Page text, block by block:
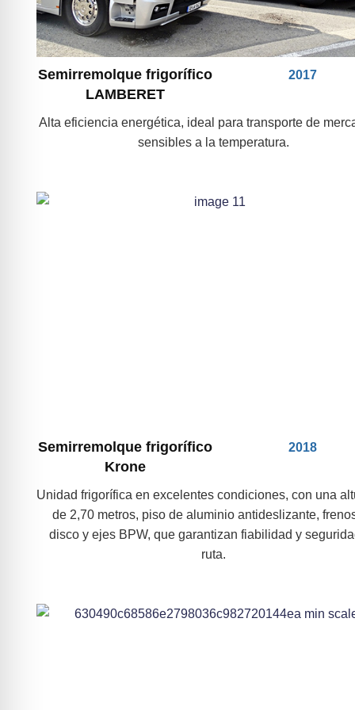
Semirremolque frigorífico
LAMBERET
2017
Alta eficiencia energética, ideal para transporte de
sensibles a la temperatura.
Semirremolque frigorífico
Krone
2018
Unidad frigorífica en excelentes condiciones, con una
de 2,70 metros, piso de aluminio antideslizante,
disco y ejes BPW, que garantizan fiabilidad y
ruta.